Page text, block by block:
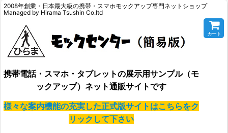
2008年創業・日本最大級の携帯・スマホモックアップ専門ネットショップ
Managed by Hirama Tsushin Co.ltd
携帯電話・スマホ・タブレットの展示用サンプル（モ
ックアップ）ネット通販サイトです
様々な案内機能の充実した正式版サイトはこちらをク
リックして下さい
カート